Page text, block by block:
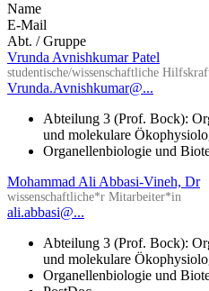
Name
E-Mail
Abt. / Gruppe
Vrunda Avnishkumar Patel
studentische/wissenschaftliche
Vrunda.Avnishkumar@...
Abteilung 3 (Prof. Bock):
und molekulare
Organellenbiologie und
Mohammad Ali Abbasi-Vineh, Dr
wissenschaftliche*r Mitarbeiter*in
ali.abbasi@...
Abteilung 3 (Prof. Bock):
und molekulare
Organellenbiologie und